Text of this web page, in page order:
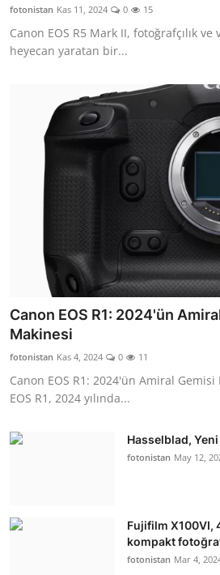
fotonistan Kas 11, 2024 0 15
Canon EOS R5 Mark II, fotoğrafçılık
heyecan yaratan bir...
Canon EOS R1: 2024'ün
Makinesi
fotonistan Kas 4, 2024 0 11
Canon EOS R1: 2024'ün Amiral
EOS R1, 2024 yılında...
Hasselblad,
fotonistan May 12,
Fujifilm X100VI,
kompakt
fotonistan Mar 4,